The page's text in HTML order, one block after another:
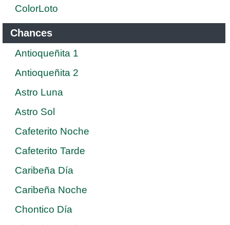
ColorLoto
Chances
Antioqueñita 1
Antioqueñita 2
Astro Luna
Astro Sol
Cafeterito Noche
Cafeterito Tarde
Caribeña Día
Caribeña Noche
Chontico Día